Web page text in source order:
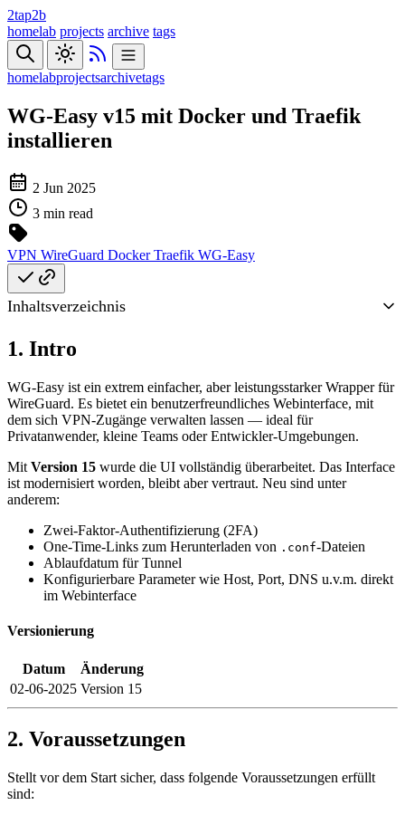
2tap2b
homelab projects archive tags
homelabprojectsarchivetags
WG-Easy v15 mit Docker und Traefik
installieren
2 Jun 2025
3 min read
VPN WireGuard DockerTraefik WG-Easy
Inhaltsverzeichnis
1. Intro
WG-Easy ist ein extrem einfacher, aber leistungsstarker Wrapper für
WireGuard. Es bietet ein benutzerfreundliches Webinterface, mit
dem sich VPN-Zugänge verwalten lassen — ideal für
Privatanwender, kleine Teams oder Entwickler-Umgebungen.
Mit Version 15 wurde die UI vollständig überarbeitet. Das Interface
ist modernisiert worden, bleibt aber vertraut. Neu sind unter
anderem:
Zwei-Faktor-Authentifizierung (2FA)
One-Time-Links zum Herunterladen von .conf-Dateien
Ablaufdatum für Tunnel
Konfigurierbare Parameter wie Host, Port, DNS u.v.m. direkt
im Webinterface
Versionierung
Datum
Änderung
02-06-2025 Version 15
2. Voraussetzungen
Stellt vor dem Start sicher, dass folgende Voraussetzungen erfüllt
sind: